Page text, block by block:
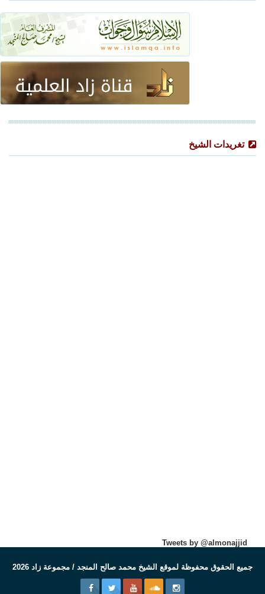
تغريدات الشيخ
Tweets by @almonajjid
جميع الحقوق محفوظة لموقع الشيخ محمد صالح المنجد / مجموعة زاد 2026